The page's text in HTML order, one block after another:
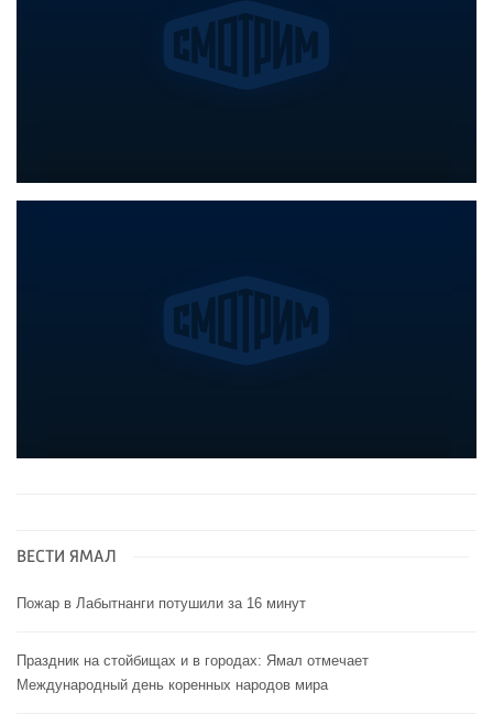
ВЕСТИ ЯМАЛ
Пожар в Лабытнанги потушили за 16 минут
Праздник на стойбищах и в городах: Ямал отмечает
Международный день коренных народов мира